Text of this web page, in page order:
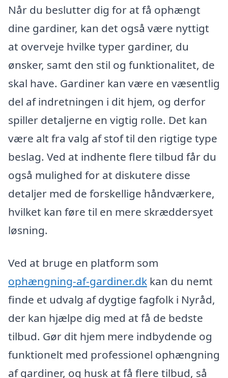
Når du beslutter dig for at få ophængt
dine gardiner, kan det også være nyttigt
at overveje hvilke typer gardiner, du
ønsker, samt den stil og funktionalitet, de
skal have. Gardiner kan være en væsentlig
del af indretningen i dit hjem, og derfor
spiller detaljerne en vigtig rolle. Det kan
være alt fra valg af stof til den rigtige type
beslag. Ved at indhente flere tilbud får du
også mulighed for at diskutere disse
detaljer med de forskellige håndværkere,
hvilket kan føre til en mere skræddersyet
løsning.
Ved at bruge en platform som
ophængning-af-gardiner.dk kan du nemt
finde et udvalg af dygtige fagfolk i Nyråd,
der kan hjælpe dig med at få de bedste
tilbud. Gør dit hjem mere indbydende og
funktionelt med professionel ophængning
af gardiner, og husk at få flere tilbud, så